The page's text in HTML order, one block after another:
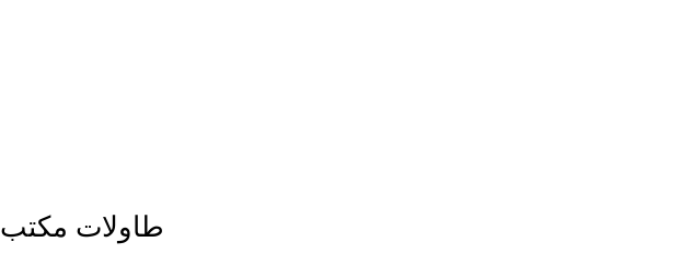
طاولات مكتب